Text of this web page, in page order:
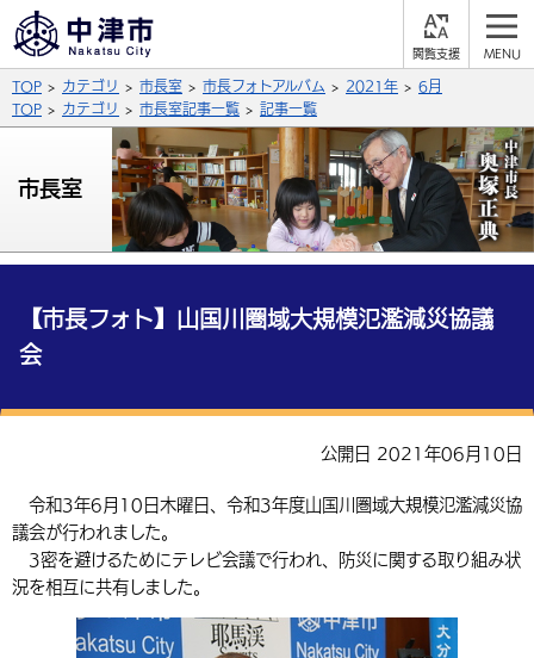
支
背景色
青 白
文字の大きさ
拡大 標準 縮小
英語（English）
中国語（繁体字）
組織案内
公式SNS
X (Twitter) YouTube
サイト内検索
総合メニュー
くらしの情報
届出・登録・証明 保険・年金
健康・予防
税金 住宅・インフラ
環境・衛生 生涯学習・スポーツ・人権
事業者の方へ
産業・雇用
農林水産業 税金
都市整備
施設情報 子どもを預ける
手当・助成 健康・医療
相談・支援・情報 計画・施策
観光・移住
観光なび スポットを探す
遊ぶ・体験する グルメ・食べる
市政情報
中津市について 市役所の紹介
TOP カテゴリ 市長室 市長フォトアルバム 2021年
6月
TOP
カテゴリ 市長室記事一覧 記事一覧
市長室
【市長フォト】山国川圏域大規模氾濫減災協議
会
公開日 2021年06月10日
令和3年6月10日木曜日、令和3年度山国川圏域大規模氾濫減災協
議会が行われました。
3密を避けるためにテレビ会議で行われ、防災に関する取り組み状
況を相互に共有しました。